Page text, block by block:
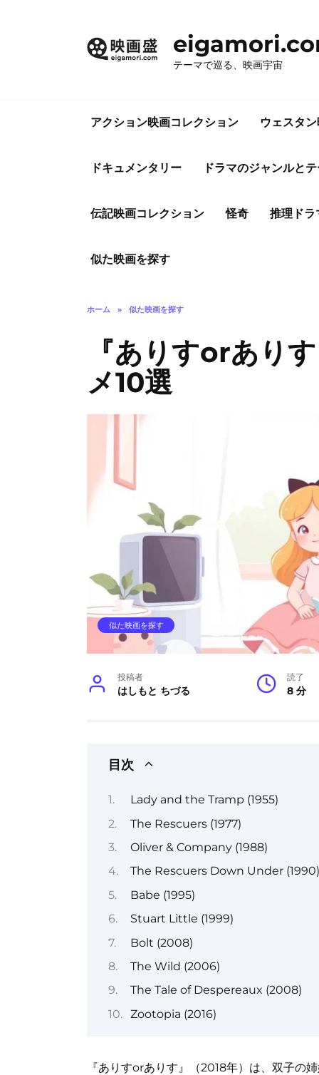
テーマで巡る、映画宇宙
アクション映画コレクション ウェスタ
ドキュメンタリー ドラマのジャンルと
伝記映画コレクション 怪奇 推理ドラ
似た映画を探す
ホーム » 似た映画を探す
『ありすorあり
メ10選
似た映画を探す
投稿者
はしもと ちづる
読了
8 分
目次
Lady and the Tramp (1955)
The Rescuers (1977)
Oliver & Company (1988)
The Rescuers Down Under (1990)
Babe (1995)
Stuart Little (1999)
Bolt (2008)
The Wild (2006)
The Tale of Despereaux (2008)
Zootopia (2016)
『ありすorありす』（2018年）は、双子の